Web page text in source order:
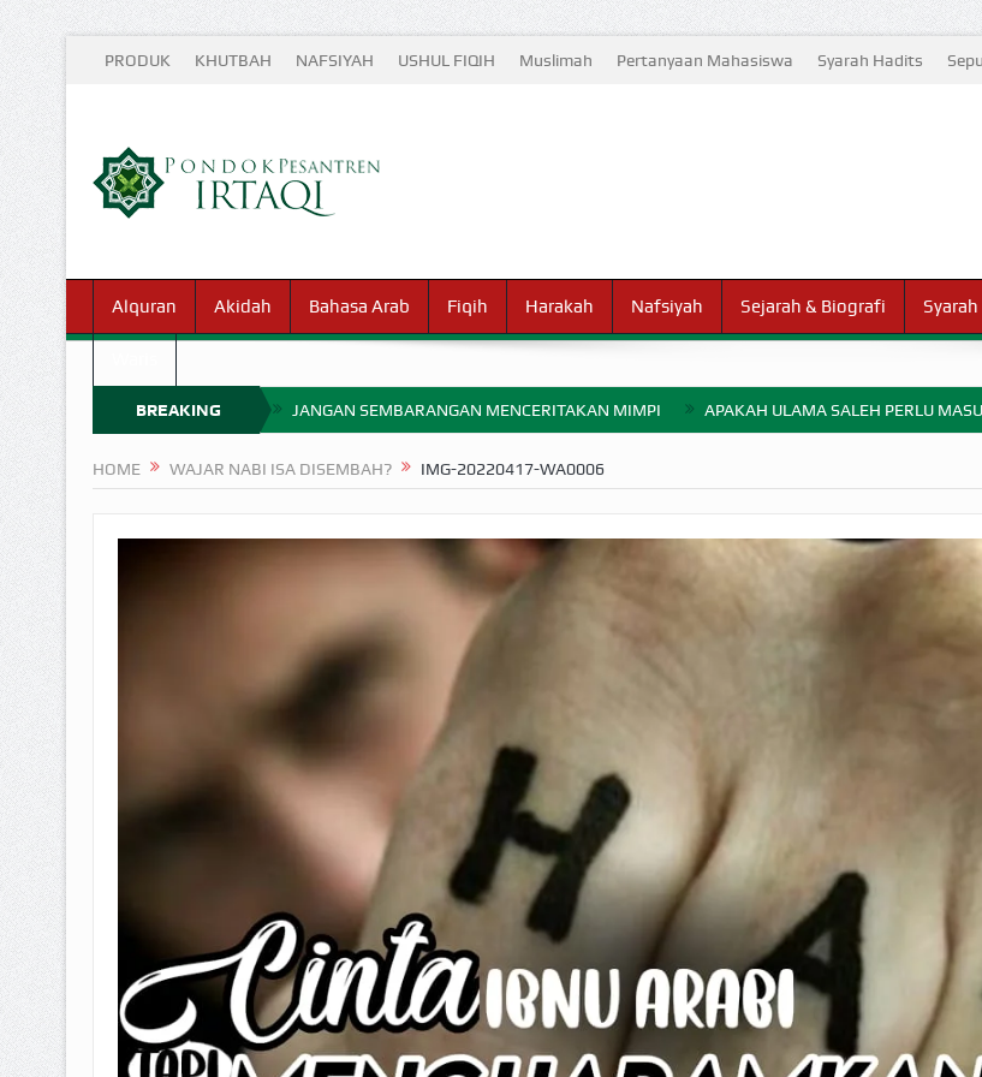
PRODUK KHUTBAH NAFSIYAH USHUL FIQIH Muslimah Pertanyaan Mahasiswa Syarah Hadits
Alquran Akidah Bahasa Arab Fiqih Harakah Nafsiyah Sejarah & Biografi
BREAKING
NEWS
JANGAN SEMBARANGAN MENCERITAKAN MIMPI APAKAH ULAMA SALEH PERLU
BAGAIMANA CARA MEMBAYAR ZAKAT UANG? UANG HARAM BISA MENJADI HALAL
ISTIDLAL BATIL VS ISTIDLAL SYAR’I BAHASA CINTA KARENA ALLAH HUKUM
HUKUM MEMBAYAR ZAKAT KEPADA KERABAT SENDIRI
HOME WAJAR NABI ISA DISEMBAH? IMG-20220417-WA0006